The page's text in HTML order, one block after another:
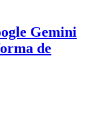
Gemini
de